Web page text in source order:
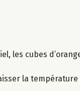
les cubes
la température